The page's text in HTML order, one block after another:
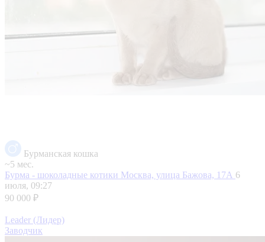
Бурманская кошка
~5 мес.
Бурма - шоколадные котики Москва, улица Бажова, 17А 6
июля, 09:27
90 000 ₽
Leader (Лидер)
Заводчик